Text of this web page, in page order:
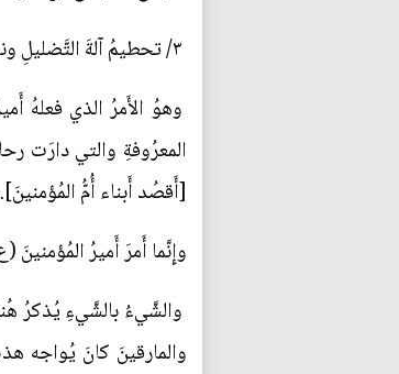
وهوُ الأَمرُ الذي فعلهُ
[أَقصُد أَبناء أُمُّ المُؤمنينَ].
وإِنَّما أَمرَ أَميرُ
والشَّيءُ بالشَّيءِ يُذكرُ
والمارقينَ كانَ يُواجه